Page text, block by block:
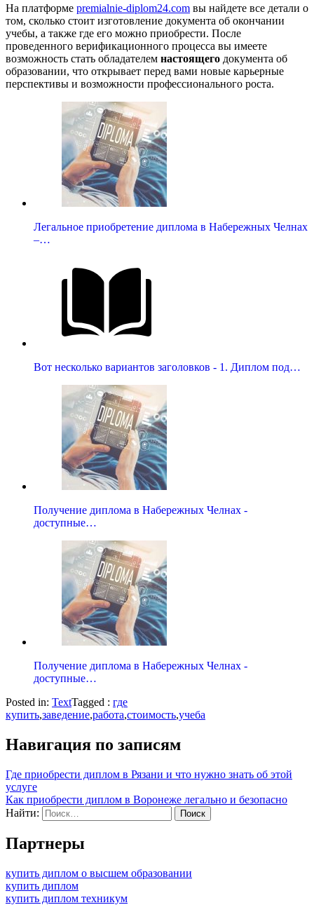
На платформе premialnie-diplom24.com вы найдете все детали о
том, сколько стоит изготовление документа об окончании
учебы, а также где его можно приобрести. После
проведенного верификационного процесса вы имеете
возможность стать обладателем настоящего документа об
образовании, что открывает перед вами новые карьерные
перспективы и возможности профессионального роста.
Легальное приобретение диплома в Набережных Челнах
–…
Вот несколько вариантов заголовков - 1. Диплом под…
Получение диплома в Набережных Челнах -
доступные…
Получение диплома в Набережных Челнах -
доступные…
Posted in: TextTagged : где
купить,заведение,работа,стоимость,учеба
Навигация по записям
Где приобрести диплом в Рязани и что нужно знать об этой
услуге
Как приобрести диплом в Воронеже легально и безопасно
Найти:
Партнеры
купить диплом о высшем образовании
купить диплом
купить диплом техникум